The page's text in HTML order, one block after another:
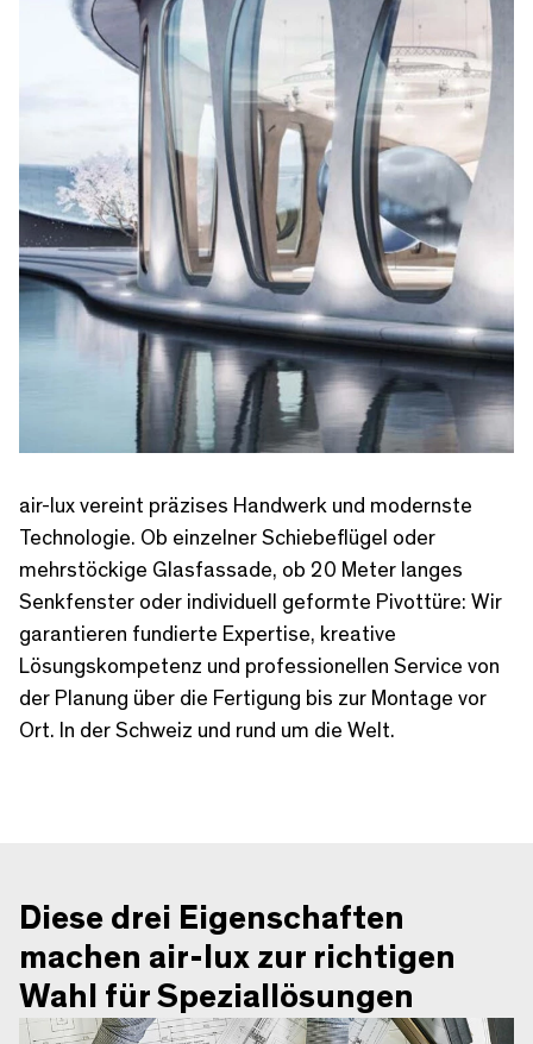
air-lux vereint präzises Handwerk und modernste
Technologie. Ob einzelner Schiebeflügel oder
mehrstöckige Glasfassade, ob 20 Meter langes
Senkfenster oder individuell geformte Pivottüre: Wir
garantieren fundierte Expertise, kreative
Lösungskompetenz und professionellen Service von
der Planung über die Fertigung bis zur Montage vor
Ort. In der Schweiz und rund um die Welt.
Diese drei Eigenschaften
machen air-lux zur richtigen
Wahl für Speziallösungen